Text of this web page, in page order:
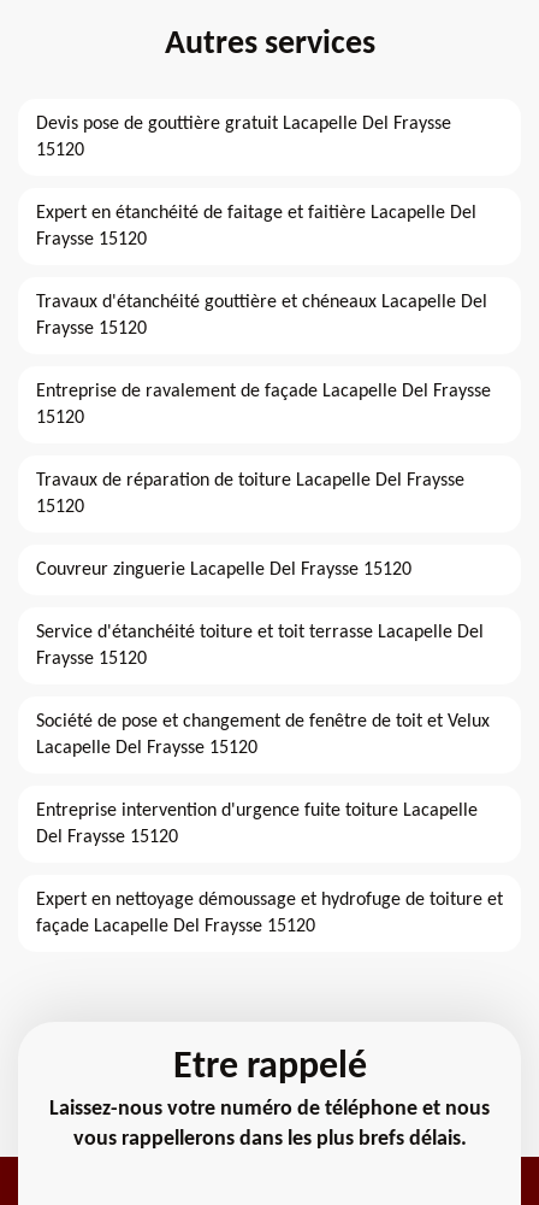
Autres services
Devis pose de gouttière gratuit Lacapelle Del Fraysse
15120
Expert en étanchéité de faitage et faitière Lacapelle Del
Fraysse 15120
Travaux d'étanchéité gouttière et chéneaux Lacapelle Del
Fraysse 15120
Entreprise de ravalement de façade Lacapelle Del Fraysse
15120
Travaux de réparation de toiture Lacapelle Del Fraysse
15120
Couvreur zinguerie Lacapelle Del Fraysse 15120
Service d'étanchéité toiture et toit terrasse Lacapelle Del
Fraysse 15120
Société de pose et changement de fenêtre de toit et Velux
Lacapelle Del Fraysse 15120
Entreprise intervention d'urgence fuite toiture Lacapelle
Del Fraysse 15120
Expert en nettoyage démoussage et hydrofuge de toiture et
façade Lacapelle Del Fraysse 15120
Etre rappelé
Laissez-nous votre numéro de téléphone et nous
vous rappellerons dans les plus brefs délais.